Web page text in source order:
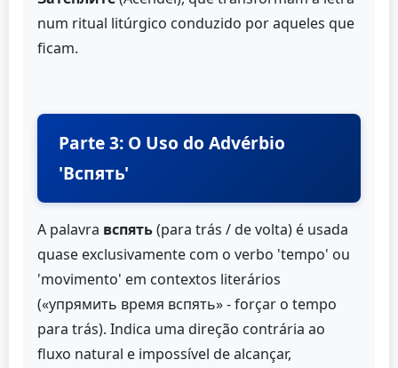
num ritual litúrgico conduzido por aqueles que
ficam.
Parte 3: O Uso do Advérbio
'Вспять'
A palavra вспять(para trás / de volta) é usada
quase exclusivamente com o verbo 'tempo' ou
'movimento' em contextos literários
(«упрямить время вспять» - forçar o tempo
para trás). Indica uma direção contrária ao
fluxo natural e impossível de alcançar,